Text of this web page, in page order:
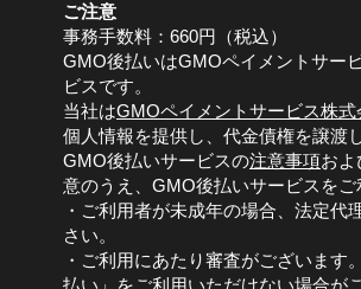
ご注意
事務手数料：660円（税込）
GMO後払いはGMOペイメントサー
ビスです。
当社はGMOペイメントサービス株式
個人情報を提供し、代金債権を譲渡
GMO後払いサービスの注意事項およ
意のうえ、GMO後払いサービスを
・ご利用者が未成年の場合、法定代
さい。
・ご利用にあたり審査がございま